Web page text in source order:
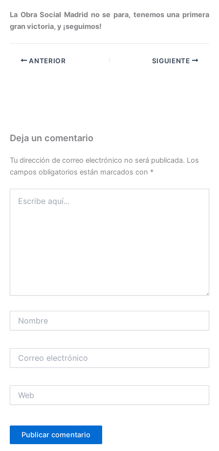
La Obra Social Madrid no se para, tenemos una primera
gran victoria, y ¡seguimos!
ANTERIOR SIGUIENTE
Deja un comentario
Tu dirección de correo electrónico no será publicada. Los
campos obligatorios están marcados con *
aquí...
electrónico